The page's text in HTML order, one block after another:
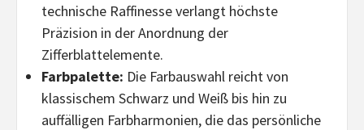
technische Raffinesse verlangt höchste
Präzision in der Anordnung der
Zifferblattelemente.
Farbpalette: Die Farbauswahl reicht von
klassischem Schwarz und Weiß bis hin zu
auffälligen Farbharmonien, die das persönliche